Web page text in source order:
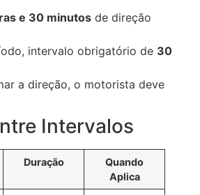
e 30 minutos de direção
intervalo obrigatório de 30
a direção, o motorista deve
Intervalos
Duração
Quando
Aplica